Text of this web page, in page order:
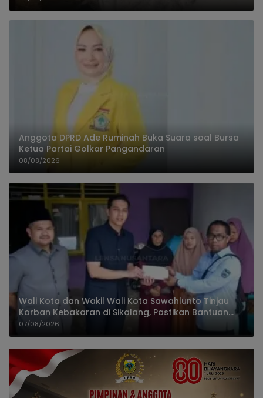
Anggota DPRD Ade Ruminah Buka Suara soal Bursa
Ketua Partai Golkar Pangandaran
08/08/2026
Wali Kota dan Wakil Wali Kota Sawahlunto Tinjau
Korban Kebakaran di Sikalang, Pastikan Bantuan
dan Perkuat Mitigasi Bencana
07/08/2026